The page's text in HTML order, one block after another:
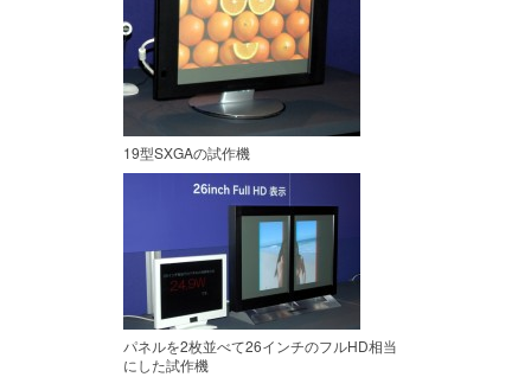
19型SXGAの試作機
パネルを2枚並べて26インチのフルHD相当
にした試作機